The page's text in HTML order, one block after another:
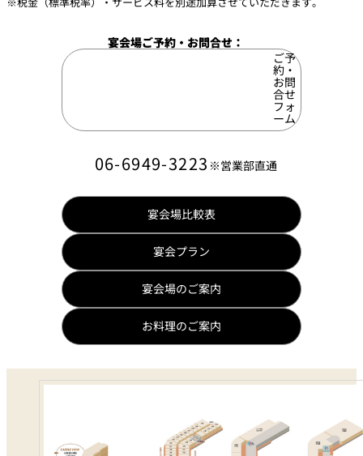
宴会場ご予約・お問合せ：
ご予
約・
お問
合せ
フォ
ーム
06-6949-3223 ※営業部直通
宴会場比較表
宴会プラン
宴会場のご案内
お料理のご案内